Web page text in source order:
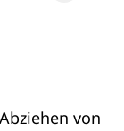
von